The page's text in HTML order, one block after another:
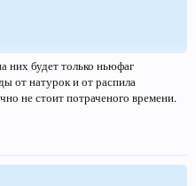
них будет только ньюфаг
от натурок и от распила
не стоит потраченого времени.